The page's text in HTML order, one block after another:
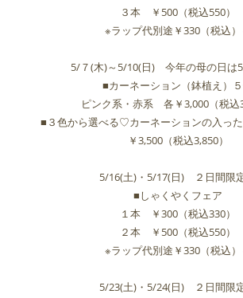
３本 ￥500（税込550）
※ラップ代別途￥330（税込）
5/７(木)～5/10(日) 今年の母の日は
■カーネーション（鉢植え）
ピンク系・赤系 各￥3,000（税込
■３色から選べる♡カーネーションの入っ
￥3,500（税込3,850）
5/16(土)・5/17(日) ２日間限
■しゃくやくフェア
１本 ￥300（税込330）
２本 ￥500（税込550）
※ラップ代別途￥330（税込）
5/23(土)・5/24(日) ２日間限